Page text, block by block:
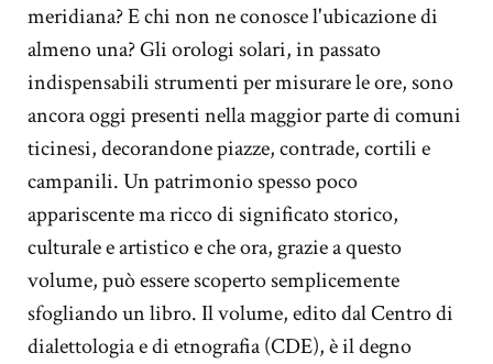
meridiana? E chi non ne conosce l'ubicazione di
almeno una? Gli orologi solari, in passato
indispensabili strumenti per misurare le ore, sono
ancora oggi presenti nella maggior parte di comuni
ticinesi, decorandone piazze, contrade, cortili e
campanili. Un patrimonio spesso poco
appariscente ma ricco di significato storico,
culturale e artistico e che ora, grazie a questo
volume, può essere scoperto semplicemente
sfogliando un libro. Il volume, edito dal Centro di
dialettologia e di etnografia (CDE), è il degno